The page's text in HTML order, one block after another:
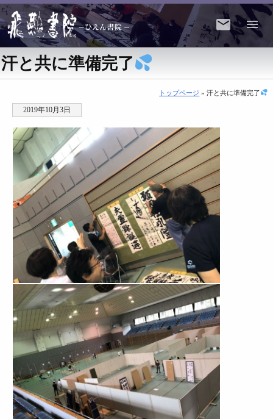
汗と共に準備完了
トップページ » 汗と共に準備完了
2019年10月3日